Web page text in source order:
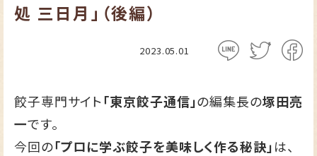
処 三日月」（後編）
2023.05.01
餃子専門サイト「東京餃子通信」の編集長の塚田亮
一です。
今回の「プロに学ぶ餃子を美味しく作る秘訣」は、